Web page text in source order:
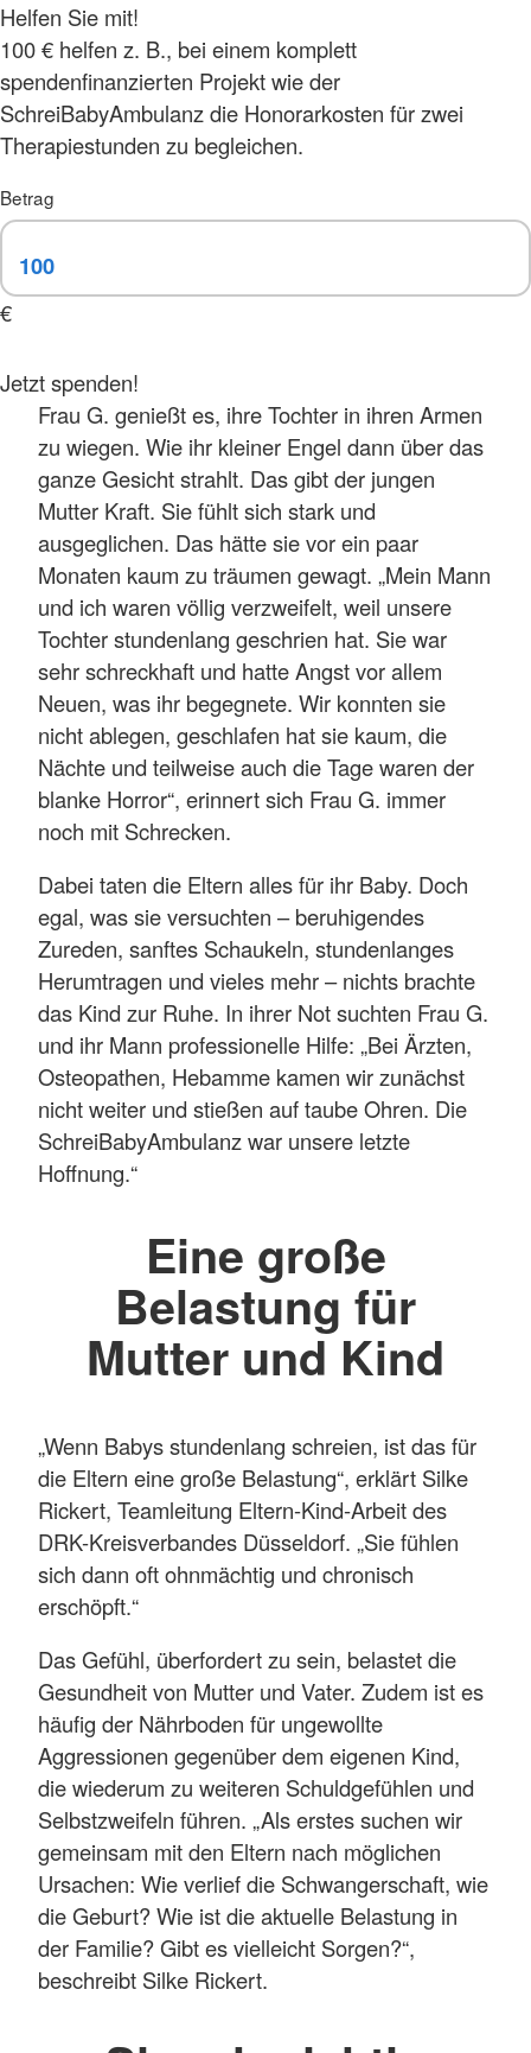
Helfen Sie mit!
100 € helfen z. B., bei einem komplett
spendenfinanzierten Projekt wie der
SchreiBabyAmbulanz die Honorarkosten für zwei
Therapiestunden zu begleichen.
Betrag
€
Jetzt spenden!
Frau G. genießt es, ihre Tochter in ihren Armen
zu wiegen. Wie ihr kleiner Engel dann über das
ganze Gesicht strahlt. Das gibt der jungen
Mutter Kraft. Sie fühlt sich stark und
ausgeglichen. Das hätte sie vor ein paar
Monaten kaum zu träumen gewagt. „Mein Mann
und ich waren völlig verzweifelt, weil unsere
Tochter stundenlang geschrien hat. Sie war
sehr schreckhaft und hatte Angst vor allem
Neuen, was ihr begegnete. Wir konnten sie
nicht ablegen, geschlafen hat sie kaum, die
Nächte und teilweise auch die Tage waren der
blanke Horror“, erinnert sich Frau G. immer
noch mit Schrecken.
Dabei taten die Eltern alles für ihr Baby. Doch
egal, was sie versuchten – beruhigendes
Zureden, sanftes Schaukeln, stundenlanges
Herumtragen und vieles mehr – nichts brachte
das Kind zur Ruhe. In ihrer Not suchten Frau G.
und ihr Mann professionelle Hilfe: „Bei Ärzten,
Osteopathen, Hebamme kamen wir zunächst
nicht weiter und stießen auf taube Ohren. Die
SchreiBabyAmbulanz war unsere letzte
Hoffnung.“
Eine große
Belastung für
Mutter und Kind
„Wenn Babys stundenlang schreien, ist das für
die Eltern eine große Belastung“, erklärt Silke
Rickert, Teamleitung Eltern-Kind-Arbeit des
DRK-Kreisverbandes Düsseldorf. „Sie fühlen
sich dann oft ohnmächtig und chronisch
erschöpft.“
Das Gefühl, überfordert zu sein, belastet die
Gesundheit von Mutter und Vater. Zudem ist es
häufig der Nährboden für ungewollte
Aggressionen gegenüber dem eigenen Kind,
die wiederum zu weiteren Schuldgefühlen und
Selbstzweifeln führen. „Als erstes suchen wir
gemeinsam mit den Eltern nach möglichen
Ursachen: Wie verlief die Schwangerschaft, wie
die Geburt? Wie ist die aktuelle Belastung in
der Familie? Gibt es vielleicht Sorgen?“,
beschreibt Silke Rickert.